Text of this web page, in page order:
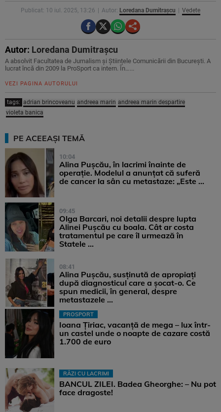
Publicat: 10 iul. 2025, 13:26 Autor: Loredana Dumitrașcu Vedete
Autor: Loredana Dumitrașcu
A absolvit Facultatea de Jurnalism și Științele Comunicării din București. A
lucrat încă din 2009 la ProSport ca intern. În…...
VEZI PAGINA AUTORULUI
tags: adrian brincoveanu andreea marin andreea marin despartire
violeta banica
PE ACEEAȘI TEMĂ
10:04
Alina Pușcău, în lacrimi înainte de
operație. Modelul a anunțat că suferă
de cancer la sân cu metastaze: „Este ...
09:45
Olga Barcari, noi detalii despre lupta
Alinei Pușcău cu boala. Cât ar costa
tratamentul pe care îl urmează în
Statele ...
08:41
Alina Pușcău, susținută de apropiați
după diagnosticul care a șocat-o. Ce
spun medicii, în general, despre
metastazele ...
PROSPORT
Ioana Țiriac, vacanță de mega – lux într-
un castel unde o noapte de cazare costă
1.700 de euro
RÂZI CU LACRIMI
BANCUL ZILEI. Badea Gheorghe: – Nu pot
face dragoste!